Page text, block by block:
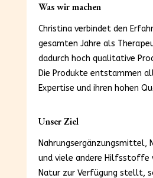
Was wir machen
Christina verbindet den
gesamten Jahre als
dadurch hoch qualitative
Die Produkte entstammen
Expertise und ihren hohen
Unser Ziel
und viele andere Hilfsstoffe
Natur zur Verfügung stellt,